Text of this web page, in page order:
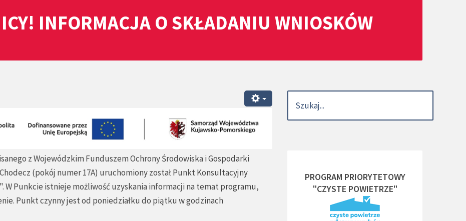
INFORMACJA O SKŁADANIU WNIOSKÓW
z Wojewódzkim Funduszem Ochrony Środowiska i Gospodarki
(pokój numer 17A) uruchomiony został Punkt Konsultacyjny
Punkcie istnieje możliwość uzyskania informacji na temat programu,
Punkt czynny jest od poniedziałku do piątku w godzinach
PROGRAM PRIORYTETOWY
"CZYSTE POWIETRZE"